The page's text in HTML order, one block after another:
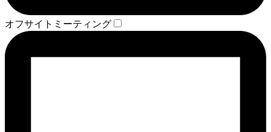
オフサイトミーティング